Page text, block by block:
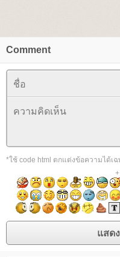
Comment
*ใช้ code html ตกแต่งข้อความได้เ
+